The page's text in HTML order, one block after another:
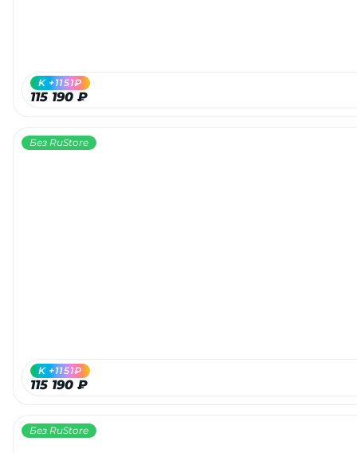
115 190 ₽
K +1151₽
Без RuStore
115 190 ₽
K +1151₽
Без RuStore